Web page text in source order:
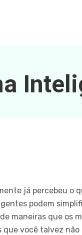
já percebeu o
podem
maneiras que os
que você talvez